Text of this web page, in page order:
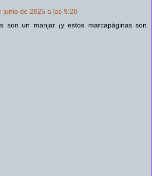
junio de 2025 a las 9:20
son un manjar ¡y estos marcapáginas son